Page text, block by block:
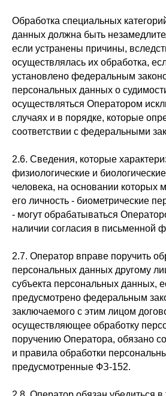
Обработка специальных
данных должна быть
если устранены причины,
осуществлялась их обработка,
установлено федеральным
персональных данных о
осуществляться Оператором
случаях и в порядке, которые
соответствии с федеральными
2.6. Сведения, которые
физиологические и
человека, на основании которых
его личность - биометрические
- могут обрабатываться
наличии согласия в письменной
2.7. Оператор вправе поручить
персональных данных другому
субъекта персональных данных,
предусмотрено федеральным
заключаемого с этим лицом
осуществляющее обработку
поручению Оператора, обязано
и правила обработки
предусмотренные ФЗ-152.